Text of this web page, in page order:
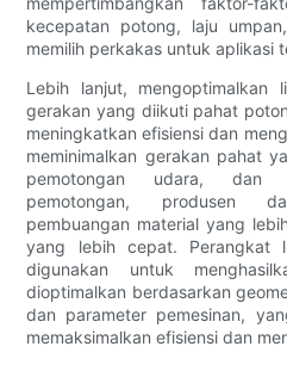
kecepatan potong, laju
memilih perkakas untuk aplikasi
Lebih lanjut, mengoptimalkan
gerakan yang diikuti pahat
meningkatkan efisiensi dan
meminimalkan gerakan pahat
pemotongan udara, dan
pemotongan, produsen
pembuangan material yang
yang lebih cepat. Perangkat
digunakan untuk
dioptimalkan berdasarkan
dan parameter pemesinan,
memaksimalkan efisiensi dan